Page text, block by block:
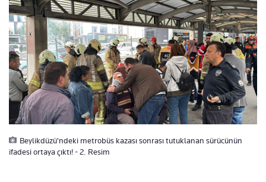
Beylikdüzü'ndeki metrobüs kazası sonrası tutuklanan sürücünün
ifadesi ortaya çıktı! - 2. Resim